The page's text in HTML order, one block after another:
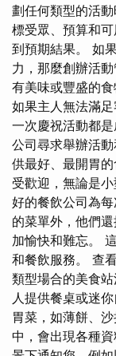
劃任何類型的活
標受眾、預算和
到預期結果。 如
力，那麼創辦活
有美味或豐盛的
如果主人無法滿
一次慶祝活動都
公司尋求舉辦活
供最好、最開胃
受歡迎，無論是
好的餐飲公司為
的菜單外，他們
加愉快和難忘。
和餐飲服務。 查
類型場合的美食
人提供餐桌或迷
胃菜，如薄餅、
中，會出現各種